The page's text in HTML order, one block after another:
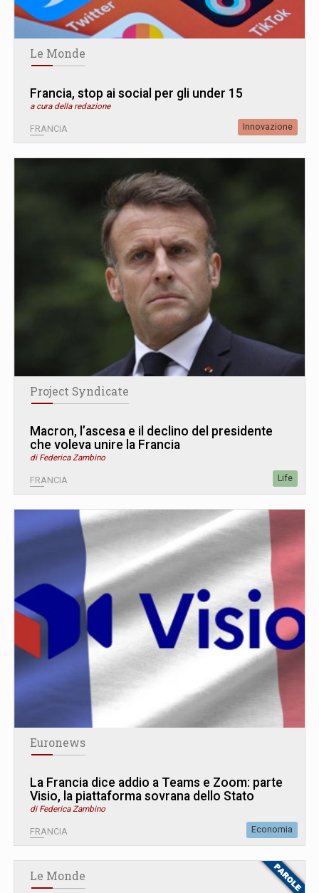
Le Monde
Francia, stop ai social per gli under 15
a cura della redazione
FRANCIA Innovazione
Project Syndicate
Macron, l’ascesa e il declino del presidente
che voleva unire la Francia
di Federica Zambino
FRANCIA Life
Euronews
La Francia dice addio a Teams e Zoom: parte
Visio, la piattaforma sovrana dello Stato
di Federica Zambino
FRANCIA Economia
Le Monde